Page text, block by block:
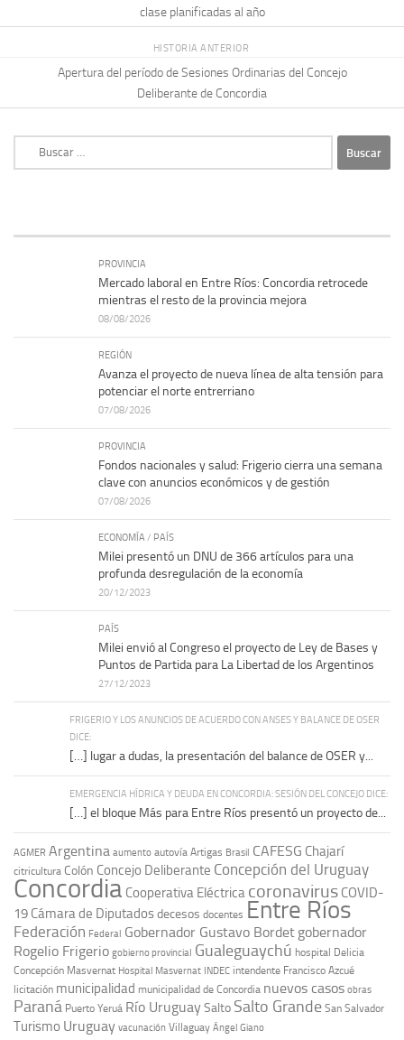
clase planificadas al año
HISTORIA ANTERIOR
Apertura del período de Sesiones Ordinarias del Concejo
Deliberante de Concordia
PROVINCIA
Mercado laboral en Entre Ríos: Concordia retrocede
mientras el resto de la provincia mejora
08/08/2026
REGIÓN
Avanza el proyecto de nueva línea de alta tensión para
potenciar el norte entrerriano
07/08/2026
PROVINCIA
Fondos nacionales y salud: Frigerio cierra una semana
clave con anuncios económicos y de gestión
07/08/2026
ECONOMÍA / PAÍS
Milei presentó un DNU de 366 artículos para una
profunda desregulación de la economía
20/12/2023
PAÍS
Milei envió al Congreso el proyecto de Ley de Bases y
Puntos de Partida para La Libertad de los Argentinos
27/12/2023
FRIGERIO Y LOS ANUNCIOS DE ACUERDO CON ANSES Y BALANCE DE OSER
DICE:
[…] lugar a dudas, la presentación del balance de OSER y...
EMERGENCIA HÍDRICA Y DEUDA EN CONCORDIA: SESIÓN DEL CONCEJO DICE:
[…] el bloque Más para Entre Ríos presentó un proyecto de...
AGMER Argentina aumento autovía Artigas Brasil CAFESG Chajarí
citricultura Colón Concejo Deliberante Concepción del Uruguay
Concordia Cooperativa Eléctrica coronavirus COVID-
19 Cámara de Diputadosdecesos docentes Entre Ríos
Federación Federal Gobernador Gustavo Bordet gobernador
Rogelio Frigerio gobierno provincial Gualeguaychú hospital Delicia
Concepción Masvernat Hospital Masvernat INDEC intendente Francisco Azcué
licitación municipalidad municipalidad de Concordia nuevos casos obras
Paraná Puerto Yeruá Río UruguaySalto Salto Grande San Salvador
Turismo Uruguay vacunación Villaguay Ángel Giano